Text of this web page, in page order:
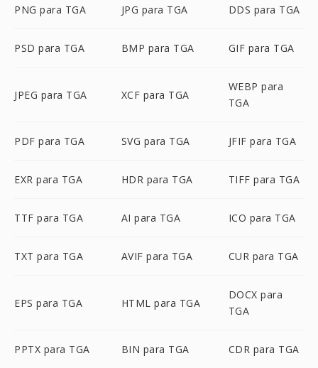
PNG para TGA JPG para TGA DDS para TGA
PSD para TGA BMP para TGA GIF para TGA
JPEG para TGA XCF para TGA
WEBP para
TGA
PDF para TGA SVG para TGA JFIF para TGA
EXR para TGA HDR para TGA TIFF para TGA
TTF para TGA AI para TGA ICO para TGA
TXT para TGA AVIF para TGA CUR para TGA
EPS para TGA HTML para TGA
DOCX para
TGA
PPTX para TGA BIN para TGA CDR para TGA